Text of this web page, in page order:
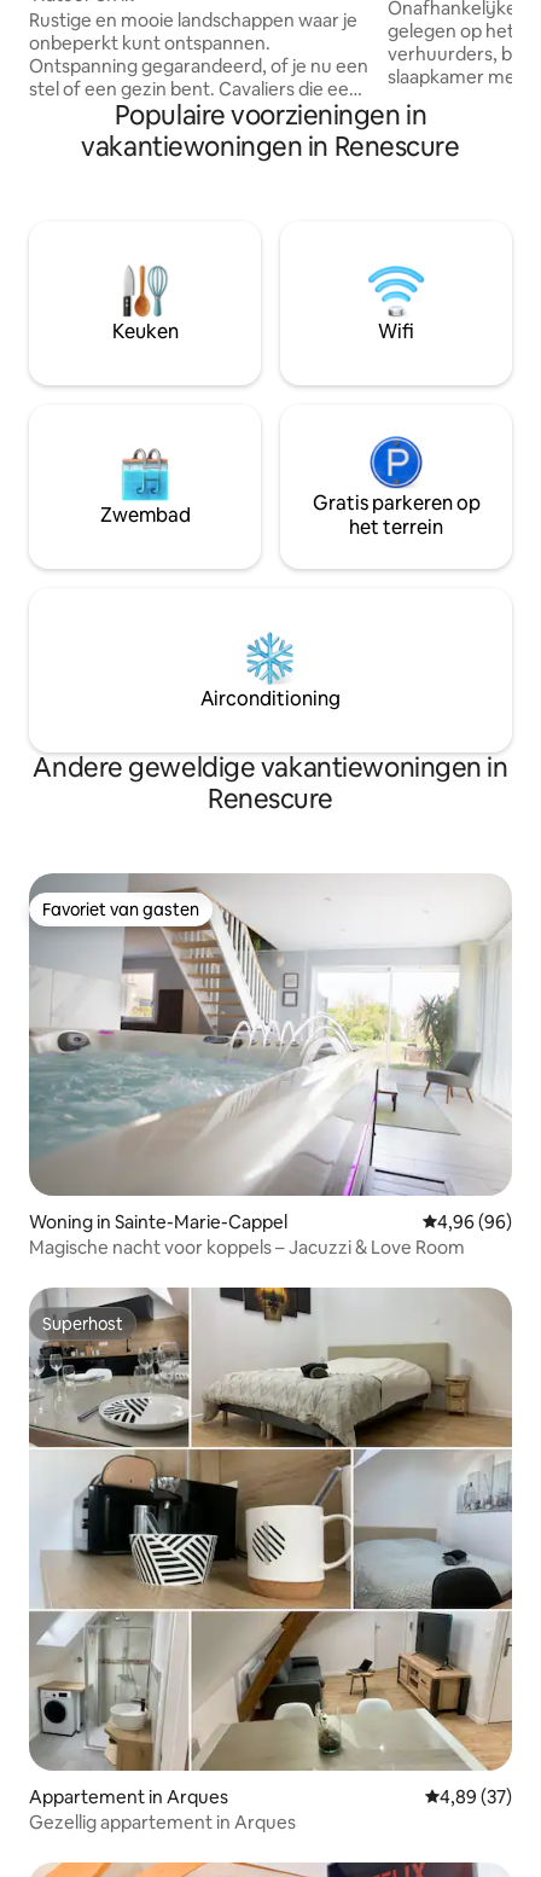
Rustige en mooie landschappen waar je
onbeperkt kunt ontspannen.
Ontspanning gegarandeerd, of je nu een
stel of een gezin bent. Cavaliers die een
tussenstop willen maken, weilanden en
dozen op het terrein. Gehele ruimte
waardoor je je helemaal thuis voelt. En
het dorp. Veel winkels op 2 minuten
afstand Strand en natuurgebied 'Oye
Beach' 40 km 16 tot 20 km verderop
Onafhankelijke
gelegen op het
verhuurders,
slaapkamer met
met douche en
heeft een
gelegen op 400
een magnetron
garage naast de
tegen een
Populaire voorzieningen in
vakantiewoningen in Renescure
Keuken Wifi
Zwembad
Gratis parkeren op
het terrein
Airconditioning
Andere geweldige vakantiewoningen in
Renescure
Favoriet van gasten
Favoriet van gasten
Woning in Sainte-Marie-Cappel Gemiddelde
4,96 (96)
Magische nacht voor koppels – Jacuzzi & Love Room
Superhost
Superhost
Appartement in Arques Gemiddelde
4,89 (37)
Gezellig appartement in Arques